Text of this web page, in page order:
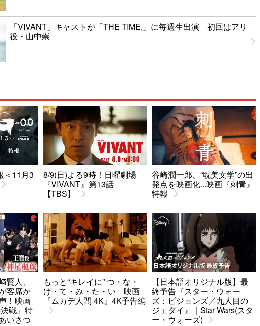
「VIVANT」キャストが「THE TIME,」に毎週生出演 初回はアリ
役・山中崇
＜11月3
8/9(日)よる9時！日曜劇場
『VIVANT』第13話
【TBS】
谷崎潤一郎、“耽美文学”の出
発点を映画化...映画『刺青』
特報
賢人、
客席か
！映画
戦』特
いさつ
もっと“キレイに” つ・な・
げ・て・み・た・い 映画
『ムカデ人間 4K』4K予告編
【日本語オリジナル版】最
終予告『スター・ウォー
ズ：ビジョンズ／九人目の
ジェダイ』｜Star Wars(スタ
ー・ウォーズ)